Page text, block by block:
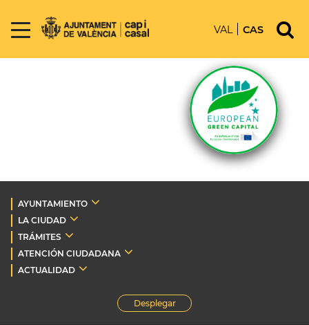
VAL CAS
AYUNTAMIENTO
LA CIUDAD
TRÁMITES
ATENCIÓN CIUDADANA
ACTUALIDAD
Desplegar